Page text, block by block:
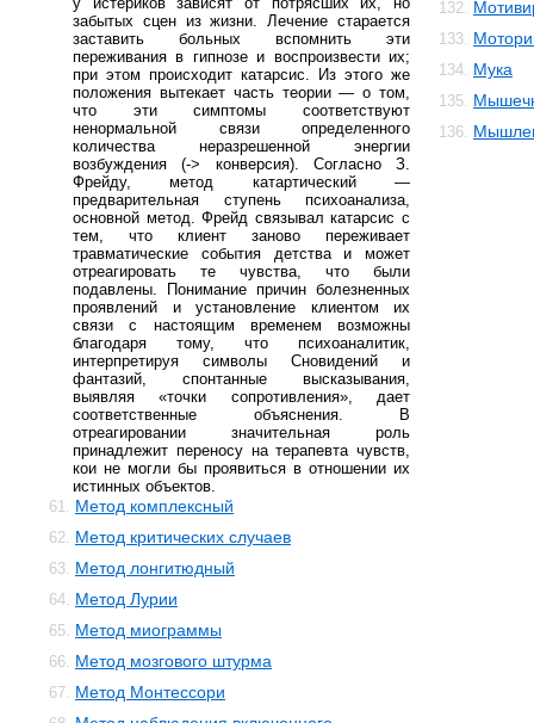
забытых сцен из жизни. Лечение старается
заставить больных вспомнить эти
переживания в гипнозе и воспроизвести их;
при этом происходит катарсис. Из этого же
положения вытекает часть теории — о том,
что эти симптомы соответствуют
ненормальной связи определенного
количества неразрешенной энергии
возбуждения (-> конверсия). Согласно З.
Фрейду, метод катартический —
предварительная ступень психоанализа,
основной метод. Фрейд связывал катарсис с
тем, что клиент заново переживает
травматические события детства и может
отреагировать те чувства, что были
подавлены. Понимание причин болезненных
проявлений и установление клиентом их
связи с настоящим временем возможны
благодаря тому, что психоаналитик,
интерпретируя символы Сновидений и
фантазий, спонтанные высказывания,
выявляя «точки сопротивления», дает
соответственные объяснения. В
отреагировании значительная роль
принадлежит переносу на терапевта чувств,
кои не могли бы проявиться в отношении их
истинных объектов.
61. Метод комплексный
62. Метод критических случаев
63. Метод лонгитюдный
64. Метод Лурии
65. Метод миограммы
66. Метод мозгового штурма
67. Метод Монтессори
132.
133.
134. Мука
135.
136.